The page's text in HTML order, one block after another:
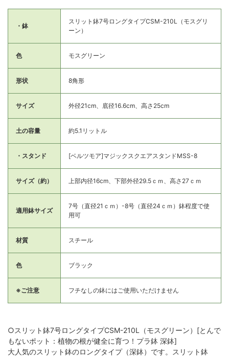
・鉢
スリット鉢7号ロングタイプCSM-210L（モスグリ
ーン）
色 モスグリーン
形状 8角形
サイズ 外径21cm、底径16.6cm、高さ25cm
土の容量 約5.1リットル
・スタンド [ベルツモア]マジックスクエアスタンドMSS-8
サイズ（約） 上部内径16cm、下部外径29.5ｃｍ、高さ27ｃｍ
適用鉢サイズ
7号（直径21ｃｍ）-8号（直径24ｃｍ）鉢程度で使
用可
材質 スチール
色 ブラック
※ご注意 フチなしの鉢にはご使用いただけません
○スリット鉢7号ロングタイプCSM-210L（モスグリーン）[とんで
もないポット：植物の根が健全に育つ！プラ鉢 深鉢]
大人気のスリット鉢のロングタイプ（深鉢）です。スリット鉢